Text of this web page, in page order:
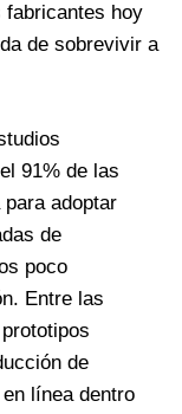
fabricantes hoy
de sobrevivir a
91% de las
adoptar
de
poco
Entre las
de
línea dentro